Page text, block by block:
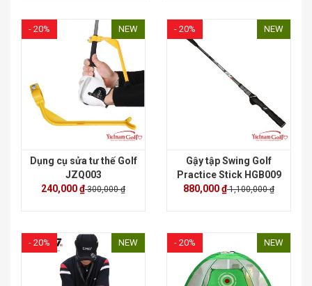
- 20% NEW
Dụng cụ sửa tư thế Golf
JZQ003
240,000 ₫300,000 ₫
- 20% NEW
Gậy tập Swing Golf
Practice Stick HGB009
880,000 ₫1,100,000 ₫
- 20% NEW - 20% NEW